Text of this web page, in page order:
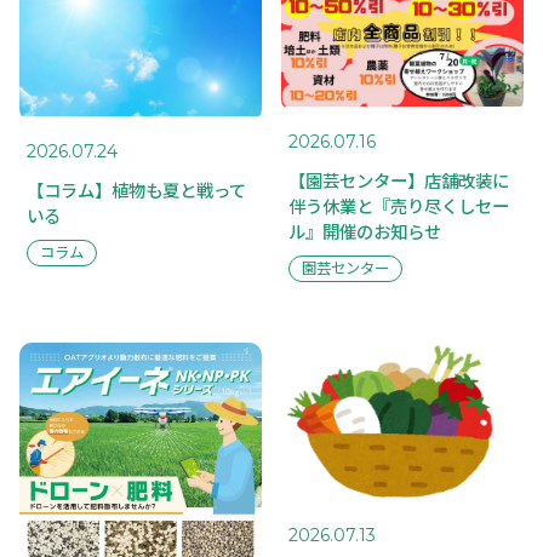
2026.07.24
【コラム】植物も夏と戦って
いる
コラム
2026.07.16
【園芸センター】店舗改装に
伴う休業と『売り尽くしセー
ル』開催のお知らせ
園芸センター
2026.07.13